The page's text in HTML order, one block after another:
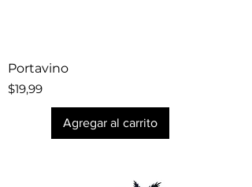
Portavino
Precio
$19,99
Agregar al carrito